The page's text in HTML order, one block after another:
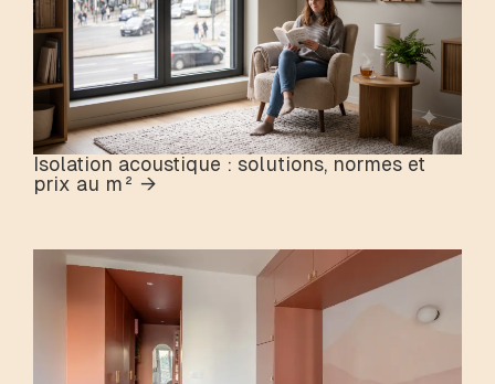
Isolation acoustique : solutions, normes et
prix au m² →